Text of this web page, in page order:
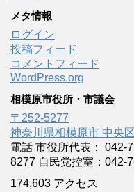
メタ情報
ログイン
投稿フィード
コメントフィード
WordPress.org
相模原市役所・市議会
〒252-5277
神奈川県相模原市 中央
電話 市役所代表： 042-
8277 自民党控室：042-
174,603 アクセス